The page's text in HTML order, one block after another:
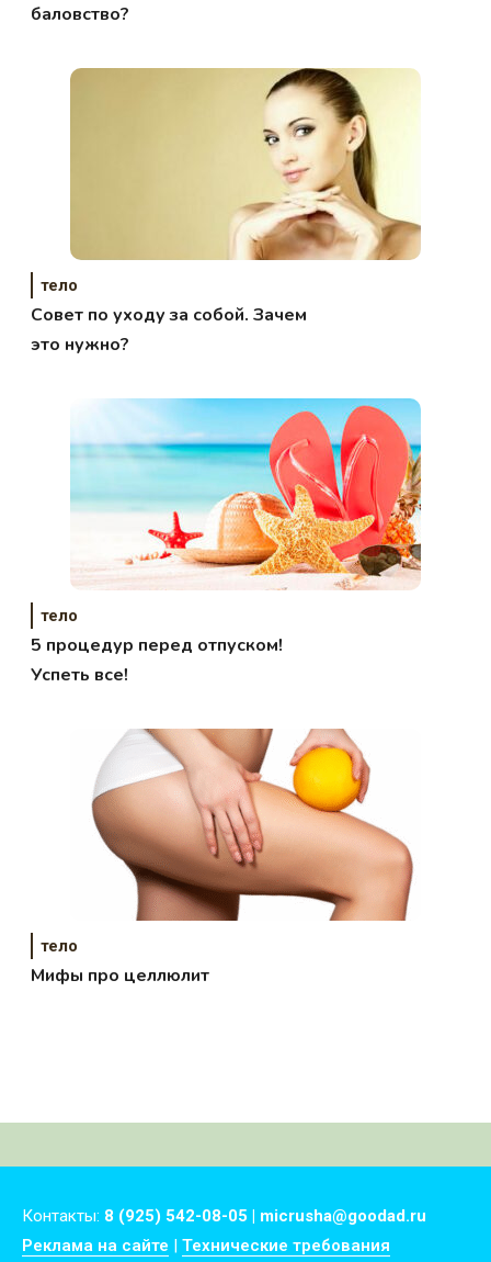
баловство?
тело
Совет по уходу за собой. Зачем
это нужно?
тело
5 процедур перед отпуском!
Успеть все!
тело
Мифы про целлюлит
Контакты: 8 (925) 542-08-05 | micrusha@goodad.ru
Реклама на сайте | Технические требования